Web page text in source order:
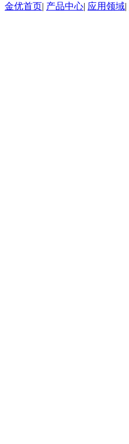
金优首页| 产品中心| 应用领域|